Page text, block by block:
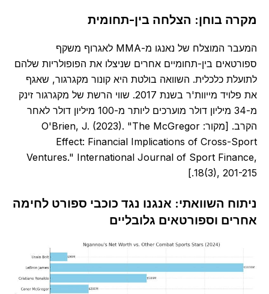
מקרה בוחן: הצלחה בין-תחומית
המעבר המוצלח של נאנגו מ-MMA לאגרוף משקף
ספורטאים בין-תחומיים אחרים שניצלו את הפופולריות שלהם
לתועלת כלכלית. השוואה בולטת היא קונור מקגרגור, שאגף
את פלויד מייוות'ר בשנת 2017. שווי הרשת של מקגרגור זינק
מ-34 מיליון דולר מוערכים ליותר מ-100 מיליון דולר לאחר
הקרב. [מקור: O'Brien, J. (2023). "The McGregor
Effect: Financial Implications of Cross-Sport
Ventures." International Journal of Sport Finance,
18(3), 201-215.]
ניתוח השוואתי: אנגנו נגד כוכבי ספורט לחימה
אחרים וספורטאים גלובליים